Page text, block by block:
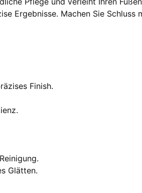
Ergebnisse. Machen Sie Schluss
Finish.
Glätten.